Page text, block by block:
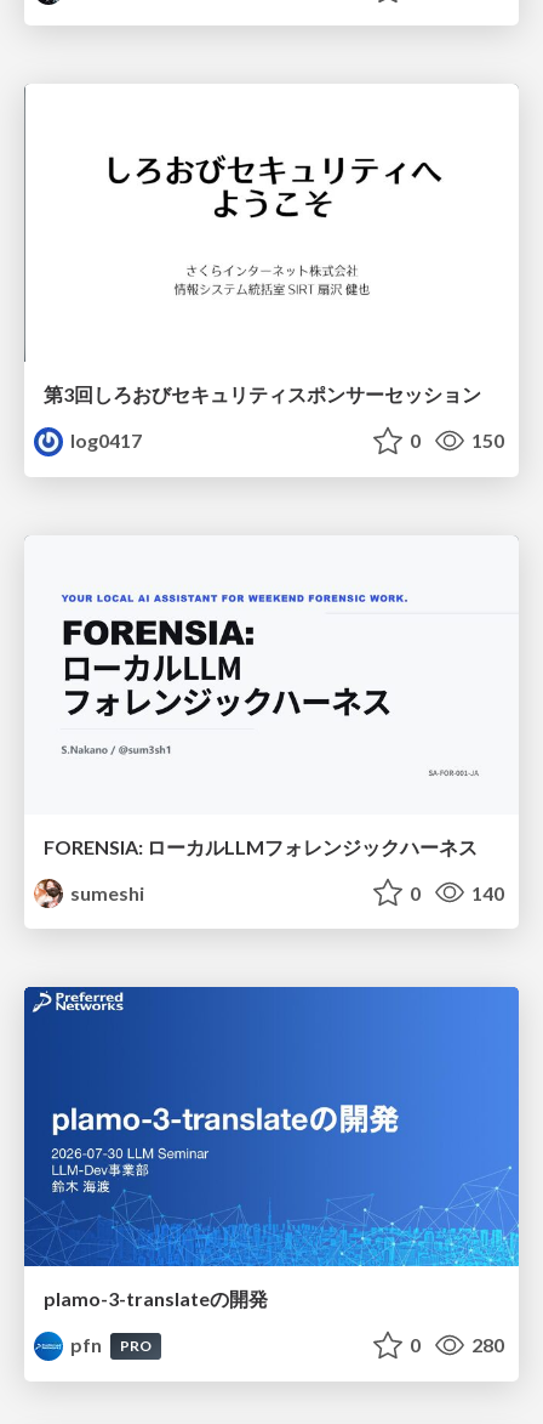
第3回しろおびセキュリティスポンサーセッション
log0417
0 150
FORENSIA: ローカルLLMフォレンジックハーネス
sumeshi
0 140
plamo-3-translateの開発
pfn
PRO 0 280